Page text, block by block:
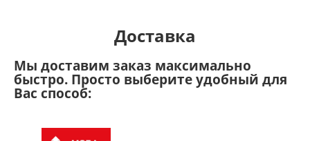
Доставка
Мы доставим заказ максимально
быстро. Просто выберите удобный для
Вас способ: